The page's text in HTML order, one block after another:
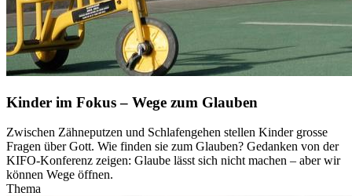
Kinder im Fokus – Wege zum Glauben
Zwischen Zähneputzen und Schlafengehen stellen Kinder grosse
Fragen über Gott. Wie finden sie zum Glauben? Gedanken von der
KIFO-Konferenz zeigen: Glaube lässt sich nicht machen – aber wir
können Wege öffnen.
Thema